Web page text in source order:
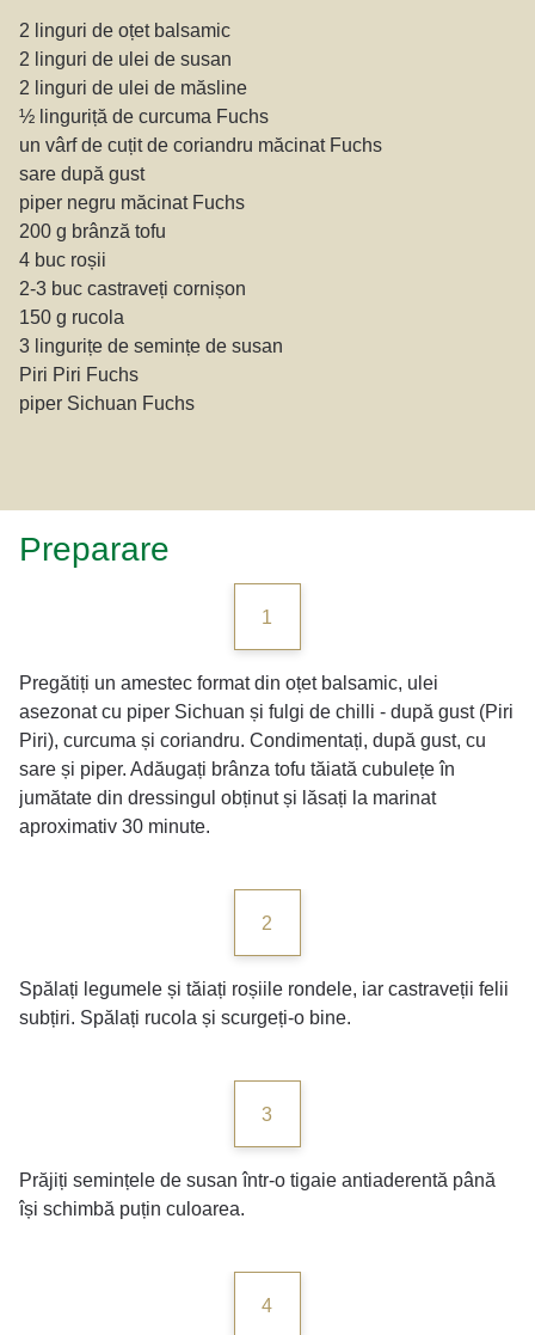
2 linguri de oțet balsamic
2 linguri de ulei de susan
2 linguri de ulei de măsline
½ linguriță de curcuma Fuchs
un vârf de cuțit de coriandru măcinat Fuchs
sare după gust
piper negru măcinat Fuchs
200 g brânză tofu
4 buc roșii
2-3 buc castraveți cornișon
150 g rucola
3 lingurițe de semințe de susan
Piri Piri Fuchs
piper Sichuan Fuchs
Preparare
1
Pregătiți un amestec format din oțet balsamic, ulei
asezonat cu piper Sichuan și fulgi de chilli - după gust (Piri
Piri), curcuma și coriandru. Condimentați, după gust, cu
sare și piper. Adăugați brânza tofu tăiată cubulețe în
jumătate din dressingul obținut și lăsați la marinat
aproximativ 30 minute.
2
Spălați legumele și tăiați roșiile rondele, iar castraveții felii
subțiri. Spălați rucola și scurgeți-o bine.
3
Prăjiți semințele de susan într-o tigaie antiaderentă până
își schimbă puțin culoarea.
4